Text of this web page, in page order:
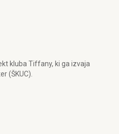
kluba Tiffany, ki ga izvaja
(ŠKUC).